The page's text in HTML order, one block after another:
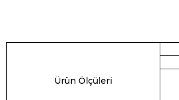
Ürün Ölçüleri